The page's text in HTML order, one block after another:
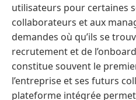
utilisateurs pour certaines
collaborateurs et aux
demandes où qu’ils se
recrutement et de
constitue souvent le
l’entreprise et ses futurs
plateforme intégrée